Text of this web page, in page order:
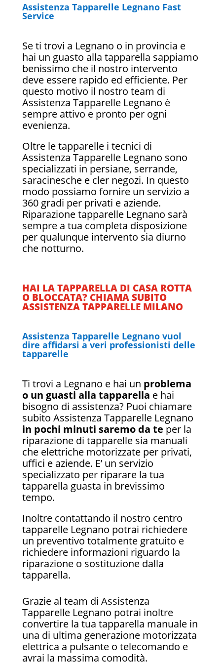
Assistenza Tapparelle Legnano Fast
Service
Se ti trovi a Legnano o in provincia e
hai un guasto alla tapparella sappiamo
benissimo che il nostro intervento
deve essere rapido ed efficiente. Per
questo motivo il nostro team di
Assistenza Tapparelle Legnano è
sempre attivo e pronto per ogni
evenienza.
Oltre le tapparelle i tecnici di
Assistenza Tapparelle Legnano sono
specializzati in persiane, serrande,
saracinesche e cler negozi. In questo
modo possiamo fornire un servizio a
360 gradi per privati e aziende.
Riparazione tapparelle Legnano sarà
sempre a tua completa disposizione
per qualunque intervento sia diurno
che notturno.
HAI LA TAPPARELLA DI CASA ROTTA
O BLOCCATA? CHIAMA SUBITO
ASSISTENZA TAPPARELLE MILANO
Assistenza Tapparelle Legnano vuol
dire affidarsi a veri professionisti delle
tapparelle
Ti trovi a Legnano e hai un problema
o un guasti alla tapparella e hai
bisogno di assistenza? Puoi chiamare
subito Assistenza Tapparelle Legnano
in pochi minuti saremo da te per la
riparazione di tapparelle sia manuali
che elettriche motorizzate per privati,
uffici e aziende. E’ un servizio
specializzato per riparare la tua
tapparella guasta in brevissimo
tempo.
Inoltre contattando il nostro centro
tapparelle Legnano potrai richiedere
un preventivo totalmente gratuito e
richiedere informazioni riguardo la
riparazione o sostituzione dalla
tapparella.
Grazie al team di Assistenza
Tapparelle Legnano potrai inoltre
convertire la tua tapparella manuale in
una di ultima generazione motorizzata
elettrica a pulsante o telecomando e
avrai la massima comodità.